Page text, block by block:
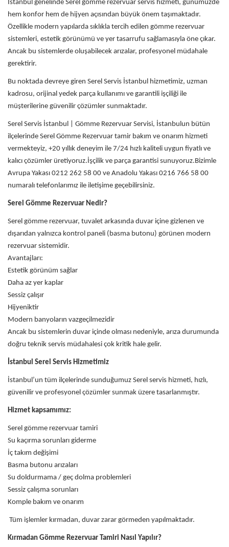
İstanbul genelinde Serel gömme rezervuar servis hizmeti, günümüzde
hem konfor hem de hijyen açısından büyük önem taşımaktadır.
Özellikle modern yapılarda sıklıkla tercih edilen gömme rezervuar
sistemleri, estetik görünümü ve yer tasarrufu sağlamasıyla öne çıkar.
Ancak bu sistemlerde oluşabilecek arızalar, profesyonel müdahale
gerektirir.
Bu noktada devreye giren Serel Servis İstanbul hizmetimiz, uzman
kadrosu, orijinal yedek parça kullanımı ve garantili işçiliği ile
müşterilerine güvenilir çözümler sunmaktadır.
Serel Servis İstanbul | Gömme Rezervuar Servisi, İstanbulun bütün
ilçelerinde Serel Gömme Rezervuar tamir bakım ve onarım hizmeti
vermekteyiz, +20 yıllık deneyim ile 7/24 hızlı kaliteli uygun fiyatlı ve
kalıcı çözümler üretiyoruz.İşçilik ve parça garantisi sunuyoruz.Bizimle
Avrupa Yakası 0212 262 58 00 ve Anadolu Yakası 0216 766 58 00
numaralı telefonlarımız ile iletişime geçebilirsiniz.
Serel Gömme Rezervuar Nedir?
Serel gömme rezervuar, tuvalet arkasında duvar içine gizlenen ve
dışarıdan yalnızca kontrol paneli (basma butonu) görünen modern
rezervuar sistemidir.
Avantajları:
Estetik görünüm sağlar
Daha az yer kaplar
Sessiz çalışır
Hijyeniktir
Modern banyoların vazgeçilmezidir
Ancak bu sistemlerin duvar içinde olması nedeniyle, arıza durumunda
doğru teknik servis müdahalesi çok kritik hale gelir.
İstanbul Serel Servis Hizmetimiz
İstanbul’un tüm ilçelerinde sunduğumuz Serel servis hizmeti, hızlı,
güvenilir ve profesyonel çözümler sunmak üzere tasarlanmıştır.
Hizmet kapsamımız:
Serel gömme rezervuar tamiri
Su kaçırma sorunları giderme
İç takım değişimi
Basma butonu arızaları
Su doldurmama / geç dolma problemleri
Sessiz çalışma sorunları
Komple bakım ve onarım
Tüm işlemler kırmadan, duvar zarar görmeden yapılmaktadır.
Kırmadan Gömme Rezervuar Tamiri Nasıl Yapılır?